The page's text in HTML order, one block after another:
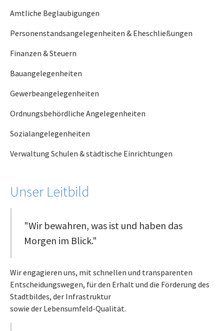
Amtliche Beglaubigungen
Personenstandsangelegenheiten & Eheschließungen
Finanzen & Steuern
Bauangelegenheiten
Gewerbeangelegenheiten
Ordnungsbehördliche Angelegenheiten
Sozialangelegenheiten
Verwaltung Schulen & städtische Einrichtungen
Unser Leitbild
"Wir bewahren, was ist und haben das
Morgen im Blick."
Wir engagieren uns, mit schnellen und transparenten
Entscheidungswegen, für den Erhalt und die Förderung des
Stadtbildes, der Infrastruktur
sowie der Lebensumfeld-Qualität.